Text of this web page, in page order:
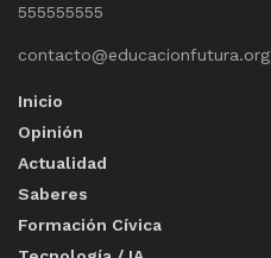
555555555
contacto@educacionfutura.org
Inicio
Opinión
Actualidad
Saberes
Formación Cívica